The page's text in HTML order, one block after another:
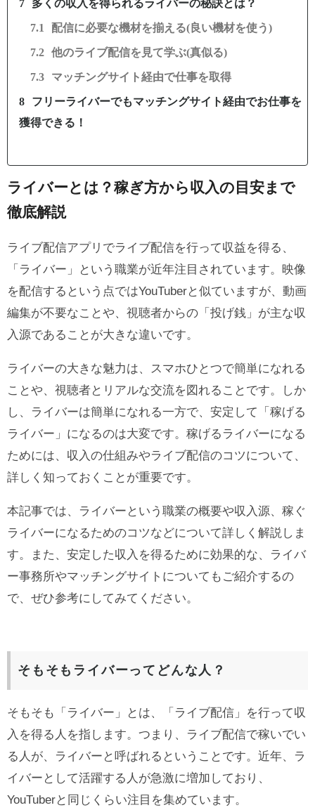
多くの収入を得られるライバーの秘訣とは？
配信に必要な機材を揃える(良い機材を使う)
他のライブ配信を見て学ぶ(真似る)
マッチングサイト経由で仕事を取得
フリーライバーでもマッチングサイト経由でお仕事を
獲得できる！
ライバーとは？稼ぎ方から収入の目安まで
徹底解説
ライブ配信アプリでライブ配信を行って収益を得る、
「ライバー」という職業が近年注目されています。映像
を配信するという点ではYouTuberと似ていますが、動画
編集が不要なことや、視聴者からの「投げ銭」が主な収
入源であることが大きな違いです。
ライバーの大きな魅力は、スマホひとつで簡単になれる
ことや、視聴者とリアルな交流を図れることです。しか
し、ライバーは簡単になれる一方で、安定して「稼げる
ライバー」になるのは大変です。稼げるライバーになる
ためには、収入の仕組みやライブ配信のコツについて、
詳しく知っておくことが重要です。
本記事では、ライバーという職業の概要や収入源、稼ぐ
ライバーになるためのコツなどについて詳しく解説しま
す。また、安定した収入を得るために効果的な、ライバ
ー事務所やマッチングサイトについてもご紹介するの
で、ぜひ参考にしてみてください。
そもそもライバーってどんな人？
そもそも「ライバー」とは、「ライブ配信」を行って収
入を得る人を指します。つまり、ライブ配信で稼いでい
る人が、ライバーと呼ばれるということです。近年、ラ
イバーとして活躍する人が急激に増加しており、
YouTuberと同じくらい注目を集めています。